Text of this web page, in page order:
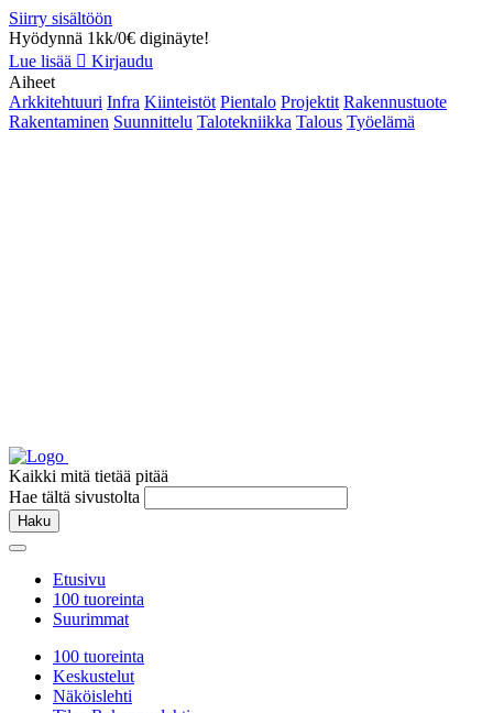
Siirry sisältöön
Hyödynnä 1kk/0€ diginäyte!
Lue lisää
Kirjaudu
Aiheet
Arkkitehtuuri Infra Kiinteistöt Pientalo Projektit Rakennustuote
Rakentaminen Suunnittelu Talotekniikka Talous Työelämä
Kaikki mitä tietää pitää
Hae tältä sivustolta
Haku
Etusivu
100 tuoreinta
Suurimmat
100 tuoreinta
Keskustelut
Näköislehti